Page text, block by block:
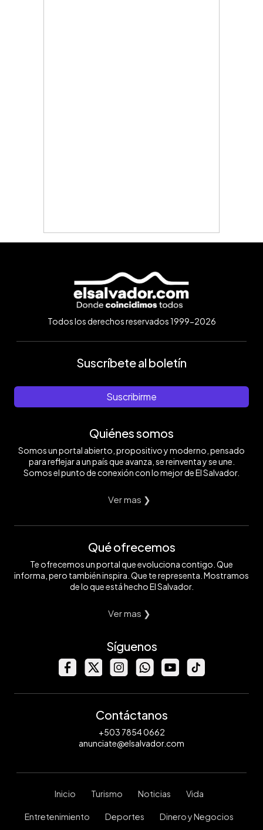
Todos los derechos reservados 1999-2026
Suscríbete al boletín
Suscribirme
Quiénes somos
Somos un portal abierto, propositivo y moderno, pensado
para reflejar a un país que avanza, se reinventa y se une.
Somos el punto de conexión con lo mejor de El Salvador.
Ver mas ❯
Qué ofrecemos
Te ofrecemos un portal que evoluciona contigo. Que
informa, pero también inspira. Que te representa. Mostramos
de lo que está hecho El Salvador.
Ver mas ❯
Síguenos
Contáctanos
+503 7854 0662
anunciate@elsalvador.com
Inicio Turismo Noticias Vida
Entretenimiento Deportes Dinero y Negocios